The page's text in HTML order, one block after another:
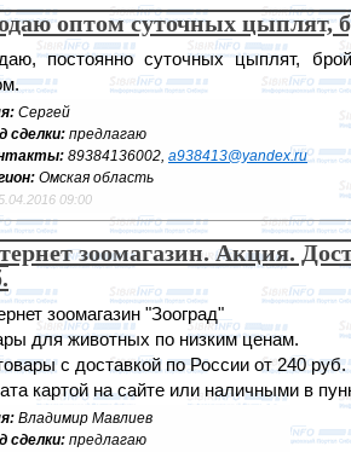
оптом суточных цыплят,
постоянно суточных цыплят,
Сергей
сделки: предлагаю
89384136002, a938413@yandex.ru
Омская область
09:00
зоомагазин. Акция.
зоомагазин "Зооград"
для животных по низким ценам.
с доставкой по России от 240 руб.
картой на сайте или наличными в
Владимир Мавлиев
сделки: предлагаю